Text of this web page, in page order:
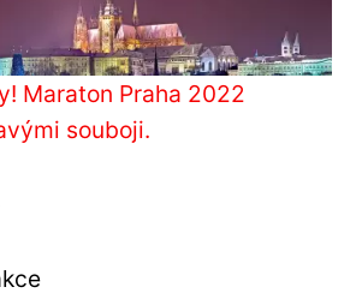
Maraton Praha 2022
souboji.